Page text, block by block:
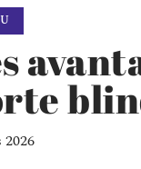
2026